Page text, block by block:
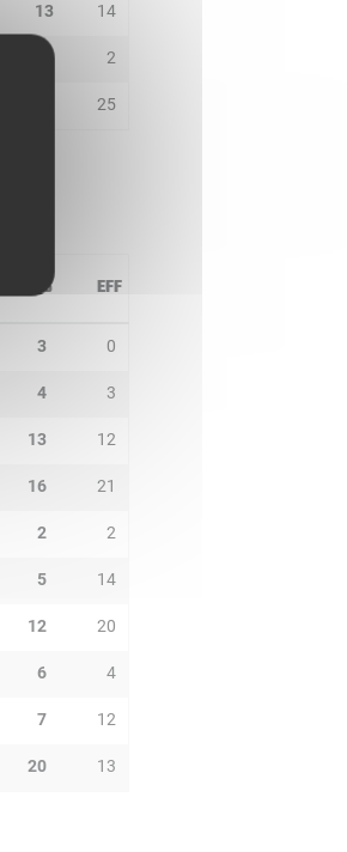
13 14
0 2
25
PTS EFF
3 0
4 3
13 12
16 21
2 2
5 14
12 20
6 4
7 12
20 13